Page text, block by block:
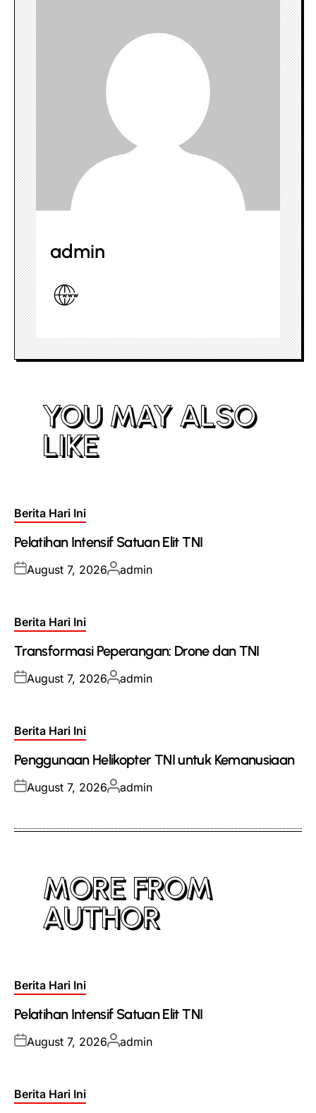
admin
YOU MAY ALSO
LIKE
Posted
Berita Hari Ini
Pelatihan Intensif Satuan Elit TNI
Posted
August 7, 2026Posted
admin
Posted
Berita Hari Ini
Transformasi Peperangan: Drone dan TNI
Posted
August 7, 2026Posted
admin
Posted
Berita Hari Ini
Penggunaan Helikopter TNI untuk Kemanusiaan
Posted
August 7, 2026Posted
admin
MORE FROM
AUTHOR
Posted
Berita Hari Ini
Pelatihan Intensif Satuan Elit TNI
Posted
August 7, 2026Posted
admin
Posted
Berita Hari Ini